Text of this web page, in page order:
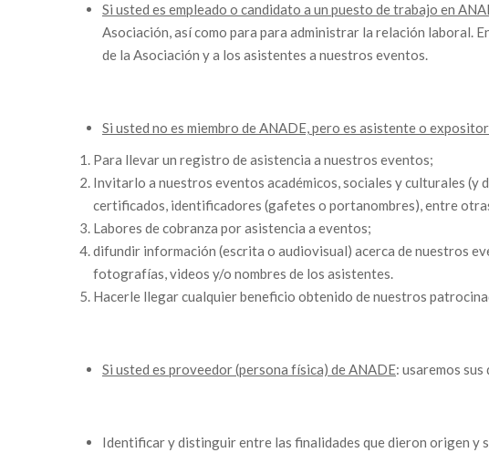
Si usted es empleado o candidato a un puesto de trabajo en
Asociación, así como para para administrar la relación laboral.
de la Asociación y a los asistentes a nuestros eventos.
Si usted no es miembro de ANADE, pero es asistente o
Para llevar un registro de asistencia a nuestros eventos;
Invitarlo a nuestros eventos académicos, sociales y culturales (y
certificados, identificadores (gafetes o portanombres), entre
Labores de cobranza por asistencia a eventos;
difundir información (escrita o audiovisual) acerca de nuestros
fotografías, videos y/o nombres de los asistentes.
Hacerle llegar cualquier beneficio obtenido de nuestros
Si usted es proveedor (persona física) de ANADE: usaremos
Identificar y distinguir entre las finalidades que dieron origen y